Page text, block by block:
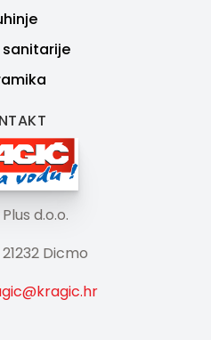
d.o.o.
21232 Dicmo